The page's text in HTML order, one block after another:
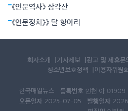
《인문역사》 삼각산
《인문정치》》 달 항아리
회사소개 기사제보 광고 및 제휴문
청소년보호정책
이용자위원
한국매일뉴스 등록번호 인천 아 01909
오픈일자 2025-07-05 발행일자